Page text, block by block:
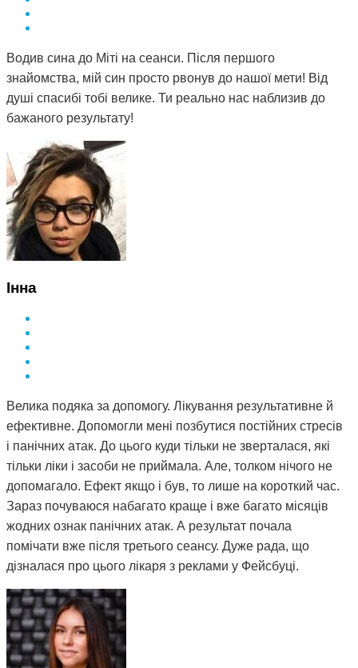
Водив сина до Міті на сеанси. Після першого
знайомства, мій син просто рвонув до нашої мети! Від
душі спасибі тобі велике. Ти реально нас наблизив до
бажаного результату!
Інна
Велика подяка за допомогу. Лікування результативне й
ефективне. Допомогли мені позбутися постійних стресів
і панічних атак. До цього куди тільки не зверталася, які
тільки ліки і засоби не приймала. Але, толком нічого не
допомагало. Ефект якщо і був, то лише на короткий час.
Зараз почуваюся набагато краще і вже багато місяців
жодних ознак панічних атак. А результат почала
помічати вже після третього сеансу. Дуже рада, що
дізналася про цього лікаря з реклами у Фейсбуці.